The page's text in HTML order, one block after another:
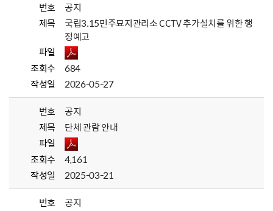
번호
공지
제목
국립3.15민주묘지관리소 CCTV 추가설치를 위한 행
정예고
파일
조회수
684
작성일
2026-05-27
번호
공지
제목
단체 관람 안내
파일
조회수
4,161
작성일
2025-03-21
번호
공지